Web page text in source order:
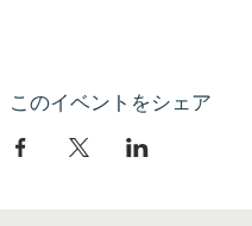
elo da nossa Corrente pelo Bem!
このイベントをシェア